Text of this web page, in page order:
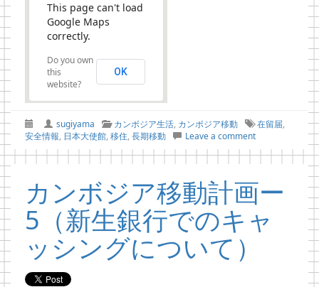
This page can't load
Google Maps
correctly.
Do you own
this
website?
OK
sugiyama カンボジア生活, カンボジア移動 在留届,
安全情報, 日本大使館, 移住, 長期移動 Leave a comment
カンボジア移動計画ー
5（新生銀行でのキャ
ッシングについて）